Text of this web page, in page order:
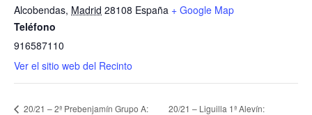
Alcobendas, Madrid 28108 España + Google Map
Teléfono
916587110
Ver el sitio web del Recinto
20/21 – 2ª Prebenjamín Grupo A:
20/21 – Liguilla 1ª Alevín: